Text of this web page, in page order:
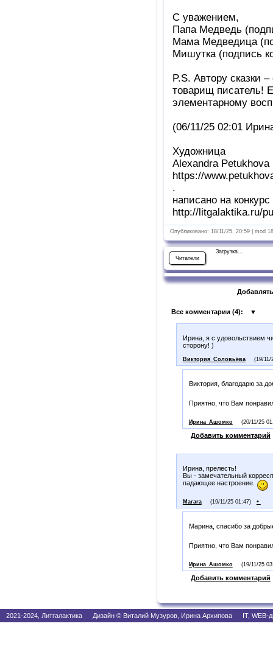
С уважением,
Папа Медведь
Мама Медведица
Мишутка (подпись
P.S. Автору сказки
товарищ писатель!
элементарному
(06/11/25 02:01
Художница
Alexandra Petukhova
https://
.
написано на
http://litgalaktika.ru/
Опубликовано: 18/11/25, 20:59 | mod
Читатели
Загрузка...
Все комментарии (4): ▼
Ирина, я с удовольствием
сторону! )
Виктория_Соловьёва (19/11/
Виктория, благодарю за
Приятно, что Вам
Ирина_Ашомко (20/11/25
Добавить комментарий
Ирина, прелесть!
Вы - замечательный
падающее настроение.
Marara (19/11/25 01:47) •
Марина, спасибо за
Приятно, что Вам
Ирина_Ашомко (19/11/25
Добавить комментарий
2021-2024, Литгалактика Дизайн © Виталий Музуров, Ирина Архипова IT, WEB-